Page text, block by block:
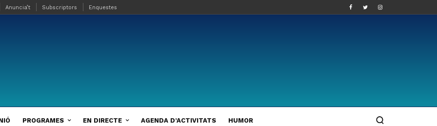
Anuncia’t Subscriptors Enquestes
PROGRAMES EN DIRECTE AGENDA D’ACTIVITATS HUMOR